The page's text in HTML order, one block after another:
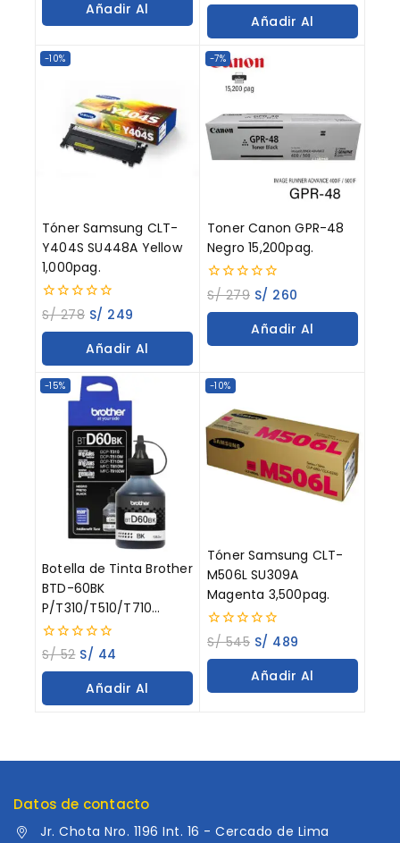
Añadir Al
of
Añadir Al
-10%
Tóner Samsung CLT-
Y404S SU448A Yellow
1,000pag.
0
out
of
S/278 S/ 249
Añadir Al
Carrito
-7%
Toner Canon GPR-48
Negro 15,200pag.
0
out
of
S/279 S/ 260
Añadir Al
-15%
Botella de Tinta Brother
BTD-60BK
P/T310/T510/T710
Negro 108ML
0
out
of
S/52 S/ 44
Añadir Al
-10%
Tóner Samsung CLT-
M506L SU309A
Magenta 3,500pag.
0
out
of
S/545 S/ 489
Añadir Al
Datos de contacto
Jr. Chota Nro. 1196 Int. 16 - Cercado de Lima